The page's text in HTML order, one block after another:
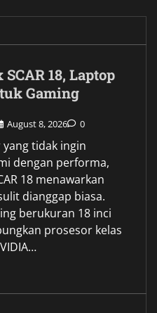
SCAR 18, Laptop
Gaming
August 8, 2026 0
tidak ingin
dengan performa,
18 menawarkan
dianggap biasa.
berukuran 18 inci
prosesor kelas